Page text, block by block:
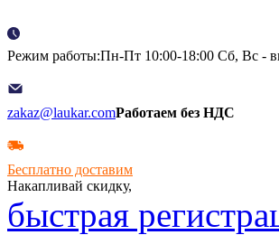
Режим работы:Пн-Пт 10:00-18:00 Сб, Вс -
zakaz@laukar.comРаботаем без НДС
Бесплатно доставим
Накапливай скидку,
быстрая